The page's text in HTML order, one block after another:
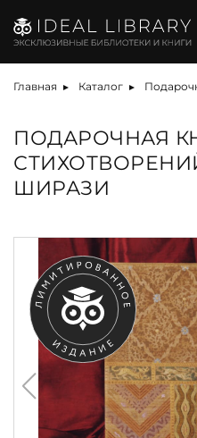
Главная Каталог
ПОДАРОЧНАЯ
ШИРАЗИ